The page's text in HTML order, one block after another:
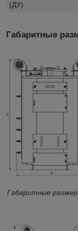
(ДУ)
Габаритные
Габаритные